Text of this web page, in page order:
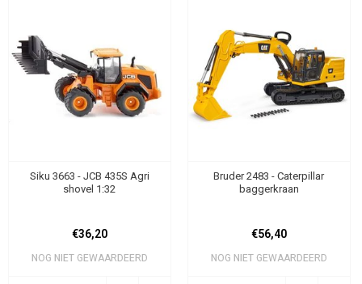
Siku 3663 - JCB 435S Agri
shovel 1:32
€36,20
NOG NIET GEWAARDEERD
Bruder 2483 - Caterpillar
baggerkraan
€56,40
NOG NIET GEWAARDEERD